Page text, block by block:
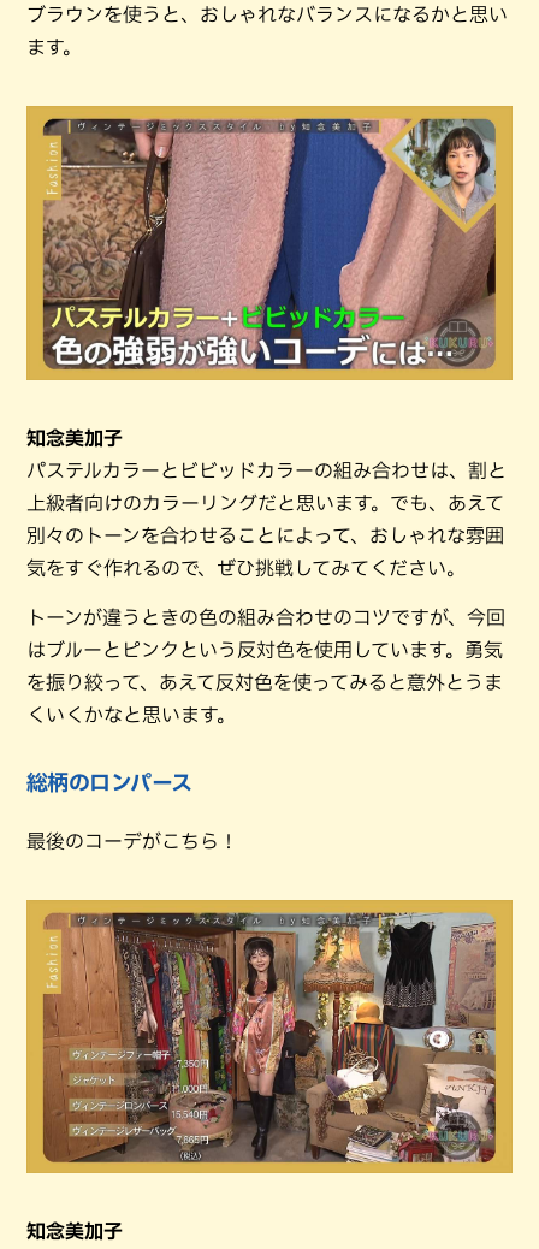
ブラウンを使うと、おしゃれなバランスになるかと思い
ます。
知念美加子
パステルカラーとビビッドカラーの組み合わせは、割と
上級者向けのカラーリングだと思います。でも、あえて
別々のトーンを合わせることによって、おしゃれな雰囲
気をすぐ作れるので、ぜひ挑戦してみてください。
トーンが違うときの色の組み合わせのコツですが、今回
はブルーとピンクという反対色を使用しています。勇気
を振り絞って、あえて反対色を使ってみると意外とうま
くいくかなと思います。
総柄のロンパース
最後のコーデがこちら！
知念美加子